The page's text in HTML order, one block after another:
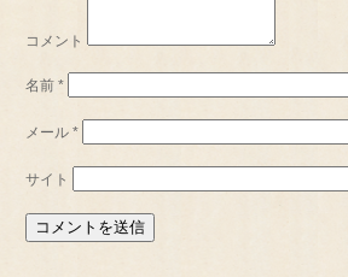
コメント
名前*
メール*
サイト